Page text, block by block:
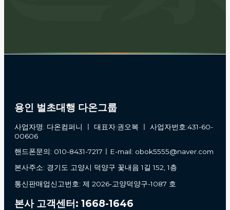
용인 벌초대행 다온그룹
사업자명: 다온컴퍼니 ㅣ 대표자:권오복 ㅣ 사업자번호:431-60-
00606
핸드폰문의: 010-8431-7217ㅣE-mail: obok5555@naver.com
본사주소: 경기도 고양시 덕양구 꽃내음 1길 152, 1층
통신판매업신고번호: 제 2026-고양덕양구-1087 호
본사 고객센터: 1668-1646